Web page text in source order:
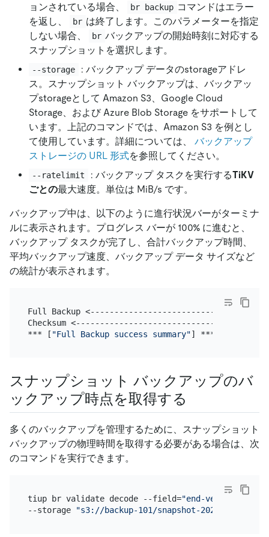
ョンされている場合、
br backup コマンドはエラー
を返し、
br は終了します。このパラメーターを指定
しない場合、
br バックアップの開始時刻に対応する
スナップショットを選択します。
--storage
: バックアップ データのstorageアドレ
ス。スナップショット バックアップは、バックアッ
プstorageとして Amazon S3、Google Cloud
Storage、および Azure Blob Storage をサポートして
います。上記のコマンドでは、Amazon S3 を例とし
て使用しています。詳細については、 バックアップ
ストレージの URL 形式を参照してください。
--ratelimit : バックアップ タスクを実行するTiKV
ごとの最大速度。単位は MiB/s です。
バックアップ中は、以下のように進行状況バーがターミナ
ルに表示されます。プログレス バーが 100% に進むと、
バックアップ タスクが完了し、合計バックアップ時間、
平均バックアップ速度、バックアップ データ サイズなど
の統計が表示されます。
Full Backup
Checksum
*** [ "Full Backup success summary"
スナップショット バックアップのバ
ックアップ時点を取得する
多くのバックアップを管理するために、スナップショット
バックアップの物理時間を取得する必要がある場合は、次
のコマンドを実行できます。
tiup br validate decode --field="end-version"
--storage
"s3://backup-101/snapshot-